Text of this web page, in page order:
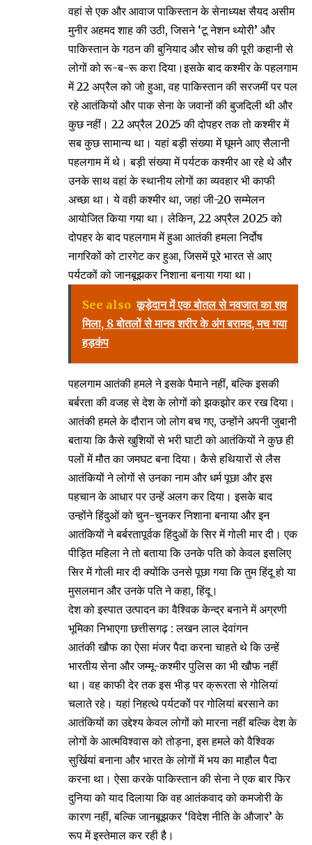
वहां से एक और आवाज पाकिस्तान के सेनाध्यक्ष सैयद असीम
मुनीर अहमद शाह की उठी, जिसने ‘टू नेशन थ्योरी’ और
पाकिस्तान के गठन की बुनियाद और सोच की पूरी कहानी से
लोगों को रू-ब-रू करा दिया।इसके बाद कश्मीर के पहलगाम
में 22 अप्रैल को जो हुआ, वह पाकिस्तान की सरजमीं पर पल
रहे आतंकियों और पाक सेना के जवानों की बुजदिली थी और
कुछ नहीं। 22 अप्रैल 2025 की दोपहर तक तो कश्मीर में
सब कुछ सामान्य था। यहां बड़ी संख्या में घूमने आए सैलानी
पहलगाम में थे। बड़ी संख्या में पर्यटक कश्मीर आ रहे थे और
उनके साथ वहां के स्थानीय लोगों का व्यवहार भी काफी
अच्छा था। ये वही कश्मीर था, जहां जी-20 सम्मेलन
आयोजित किया गया था। लेकिन, 22 अप्रैल 2025 को
दोपहर के बाद पहलगाम में हुआ आतंकी हमला निर्दोष
नागरिकों को टारगेट कर हुआ, जिसमें पूरे भारत से आए
पर्यटकों को जानबूझकर निशाना बनाया गया था।
See also कूड़ेदान में एक बोतल से नवजात का शव
मिला, 8 बोतलों से मानव शरीर के अंग बरामद, मच गया
हड़कंप
पहलगाम आतंकी हमले ने इसके पैमाने नहीं, बल्कि इसकी
बर्बरता की वजह से देश के लोगों को झकझोर कर रख दिया।
आतंकी हमले के दौरान जो लोग बच गए, उन्होंने अपनी जुबानी
बताया कि कैसे खुशियों से भरी घाटी को आतंकियों ने कुछ ही
पलों में मौत का जमघट बना दिया। कैसे हथियारों से लैस
आतंकियों ने लोगों से उनका नाम और धर्म पूछा और इस
पहचान के आधार पर उन्हें अलग कर दिया। इसके बाद
उन्होंने हिंदुओं को चुन-चुनकर निशाना बनाया और इन
आतंकियों ने बर्बरतापूर्वक हिंदुओं के सिर में गोली मार दी। एक
पीड़ित महिला ने तो बताया कि उनके पति को केवल इसलिए
सिर में गोली मार दी क्योंकि उनसे पूछा गया कि तुम हिंदू हो या
मुसलमान और उनके पति ने कहा, हिंदू।
देश को इस्पात उत्पादन का वैश्विक केन्द्र बनाने में अग्रणी
भूमिका निभाएगा छत्तीसगढ़ : लखन लाल देवांगन
आतंकी खौफ का ऐसा मंजर पैदा करना चाहते थे कि उन्हें
भारतीय सेना और जम्मू-कश्मीर पुलिस का भी खौफ नहीं
था। वह काफी देर तक इस भीड़ पर क्रूरता से गोलियां
चलाते रहे। यहां निहत्थे पर्यटकों पर गोलियां बरसाने का
आतंकियों का उद्देश्य केवल लोगों को मारना नहीं बल्कि देश के
लोगों के आत्मविश्वास को तोड़ना, इस हमले को वैश्विक
सुर्खियां बनाना और भारत के लोगों में भय का माहौल पैदा
करना था। ऐसा करके पाकिस्तान की सेना ने एक बार फिर
दुनिया को याद दिलाया कि वह आतंकवाद को कमजोरी के
कारण नहीं, बल्कि जानबूझकर ‘विदेश नीति के औजार’ के
रूप में इस्तेमाल कर रही है।